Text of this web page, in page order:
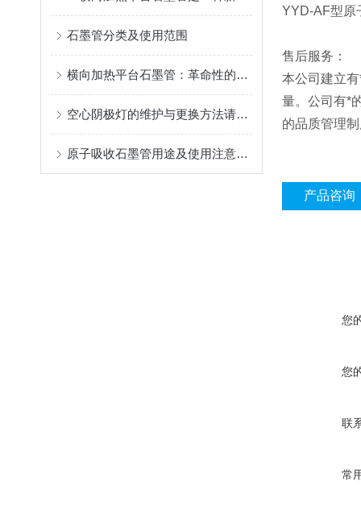
石墨管分类及使用范围
横向加热平台石墨管：革命性的材料科学工具
空心阴极灯的维护与更换方法请看这里
原子吸收石墨管用途及使用注意事项
YYD-AF型原
售后服务：
本公司建立
量。公司有*
的品质管理
产品咨询
您
您
联
常